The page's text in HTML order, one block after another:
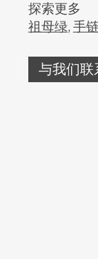
探索更多
祖母绿, 手
与我们联